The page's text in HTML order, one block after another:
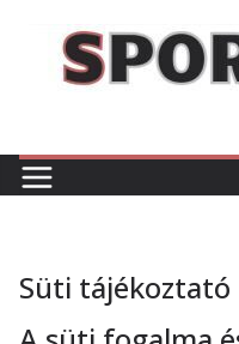
content
Süti tájékoztató